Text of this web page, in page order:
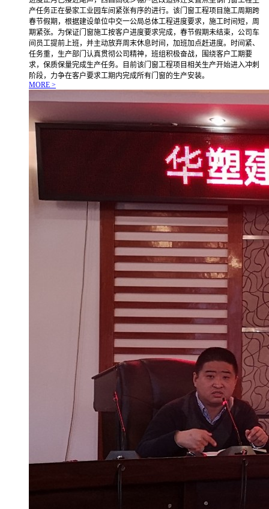
产任务正在晏家工业园车间紧张有序的进行。该门窗工程项目施工周期跨
春节假期，根据建设单位中交一公局总体工程进度要求，施工时间短，周
期紧张。为保证门窗施工按客户进度要求完成，春节假期未结束，公司车
间员工提前上班，并主动放弃周末休息时间，加班加点赶进度。时间紧、
任务重，生产部门认真贯彻公司精神，班组积极奋战，围绕客户工期要
求，保质保量完成生产任务。目前该门窗工程项目相关生产开始进入冲刺
阶段，力争在客户要求工期内完成所有门窗的生产安装。
MORE >